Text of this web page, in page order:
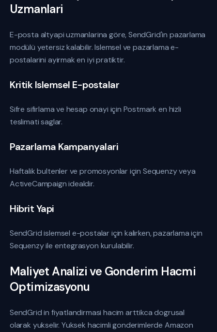
Uzmanlari
E-posta altyapi uzmanlarina göre, SendGrid'in pazarlama
modülü yetersiz kalabilir. Islemsel ve pazarlama e-
postalarini ayirmak en iyi pratiktir.
Kritik Islemsel E-postalar
Sifre sifirlama ve hesap onayi için Postmark en hizli
teslimati saglar.
Pazarlama Kampanyalari
Haftalik bultenler ve promosyonlar için Sequenzy veya
ActiveCampaign idealdir.
Hibrit Yapi
SendGrid islemsel e-postalar için kalirken, pazarlama için
Sequenzy ile entegrasyon kurulabilir.
Maliyet Analizi ve Gonderim Hacmi
Optimizasyonu
SendGrid in fiyatlandirmasi hacim arttikca dogrusal
olarak yukselir. Yuksek hacimli gonderimlerde Amazon